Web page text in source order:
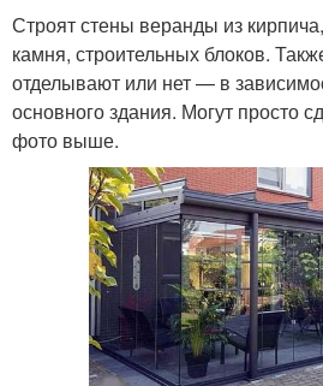
Строят стены веранды из
камня, строительных блоков.
отделывают или нет — в
основного здания. Могут просто
фото выше.